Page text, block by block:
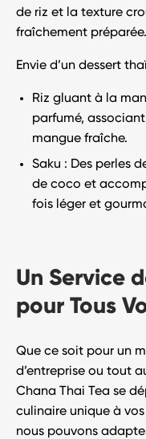
de riz et la texture
fraîchement préparée.
Envie d’un dessert
Riz gluant à la
parfumé,
mangue fraîche.
Saku : Des perles
de coco et
fois léger et
Un Service
pour Tous
Que ce soit pour un
d’entreprise ou tout
Chana Thai Tea se
culinaire unique à
nous pouvons